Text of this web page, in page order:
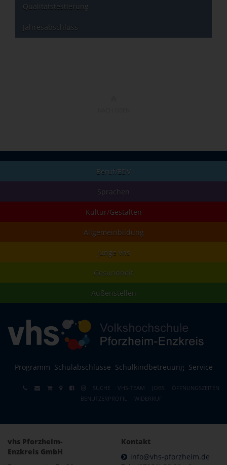
Qualitätstestierung
Jahresabschluss
Beruf/EDV
Sprachen
Kultur/Gestalten
Allgemeinbildung
junge vhs
Gesundheit
Außenstellen
Programm Schulabschlüsse Schulkindbetreuung Service
SUCHE VHS-TEAM JOBS
ÖFFNUNGSZEITEN
BENUTZERPROFIL
WIDERRUF
vhs Pforzheim-
Enzkreis GmbH
Kontakt
info@vhs-pforzheim.de